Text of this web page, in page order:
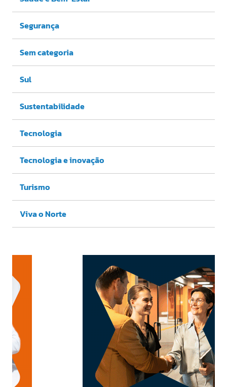
Segurança
Sem categoria
Sul
Sustentabilidade
Tecnologia
Tecnologia e inovação
Turismo
Viva o Norte